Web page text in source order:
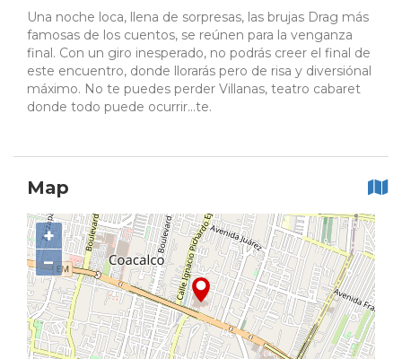
Una noche loca, llena de sorpresas, las brujas Drag más
famosas de los cuentos, se reúnen para la venganza
final. Con un giro inesperado, no podrás creer el final de
este encuentro, donde llorarás pero de risa y diversiónal
máximo. No te puedes perder Villanas, teatro cabaret
donde todo puede ocurrir...te.
Map
+
−